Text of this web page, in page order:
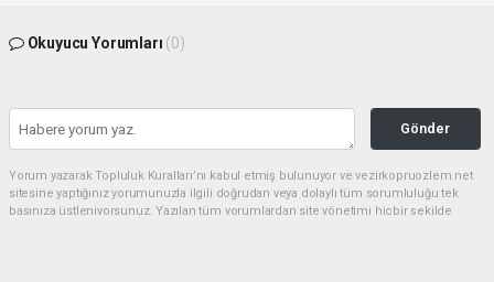
Okuyucu Yorumları (0)
Gönder
Yorum yazarak Topluluk Kuralları’nı kabul etmiş bulunuyor ve vezirkopruozlem.net
sitesine yaptığınız yorumunuzla ilgili doğrudan veya dolaylı tüm sorumluluğu tek
başınıza üstleniyorsunuz. Yazılan tüm yorumlardan site yönetimi hiçbir şekilde